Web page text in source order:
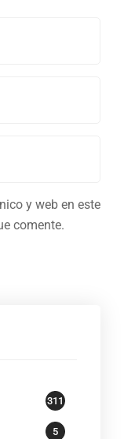
y web en este
comente.
311
5